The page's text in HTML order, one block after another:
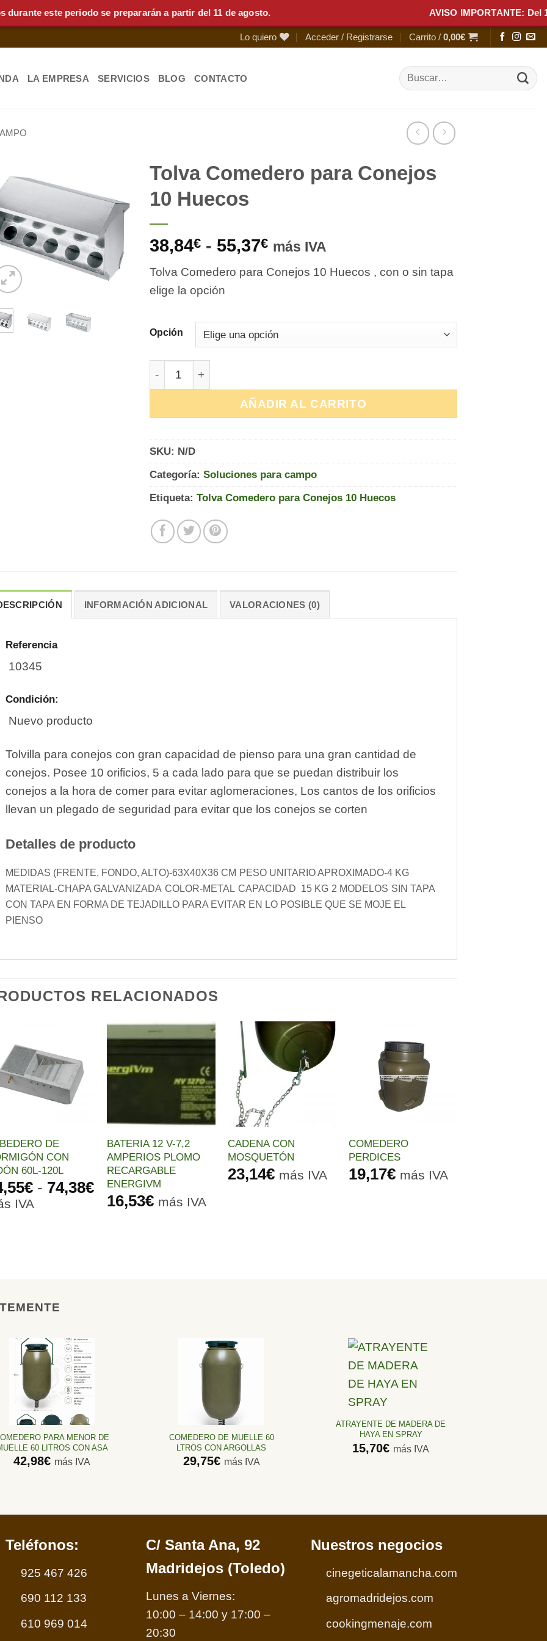
este periodo se prepararán a partir del 11 de agosto. AVISO IMPORTANTE: Del 1
Lo quiero Acceder / Registrarse Carrito /0,00€
LA EMPRESA SERVICIOS BLOG CONTACTO
Buscar
por:
Añadir
a la
lista de
deseos
Tolva Comedero para Conejos
10 Huecos
38,84€ - 55,37€Rango
precios:
hasta
55,37€
más IVA
Tolva Comedero para Conejos 10 Huecos , con o sin tapa
elige la opción
Opción
Tolva Comedero para Conejos 10 Huecos cantidad
AÑADIR AL CARRITO
SKU: N/D
Categoría: Soluciones para campo
Etiqueta: Tolva Comedero para Conejos 10 Huecos
INFORMACIÓN ADICIONAL VALORACIONES (0)
Referencia
10345
Condición:
Nuevo producto
Tolvilla para conejos con gran capacidad de pienso para una gran cantidad de
conejos. Posee 10 orificios, 5 a cada lado para que se puedan distribuir los
conejos a la hora de comer para evitar aglomeraciones, Los cantos de los orificios
llevan un plegado de seguridad para evitar que los conejos se corten
Detalles de producto
MEDIDAS (FRENTE, FONDO, ALTO)-63X40X36 CM PESO UNITARIO APROXIMADO-4 KG
MATERIAL-CHAPA GALVANIZADA COLOR-METAL CAPACIDAD 15 KG 2 MODELOS SIN TAPA
CON TAPA EN FORMA DE TEJADILLO PARA EVITAR EN LO POSIBLE QUE SE MOJE EL
PIENSO
RELACIONADOS
Añadir
a la
lista de
deseos
DE
CON
60L-120L
€ - 74,38€Rango
de
74,38€
IVA
lista de
deseos
BATERIA 12 V-7,2
AMPERIOS PLOMO
RECARGABLE
ENERGIVM
16,53€ más IVA
Añadir
a la
lista de
CADENA CON
MOSQUETÓN
23,14€ más IVA
Añadir
a la
lista de
deseos
COMEDERO
PERDICES
19,17€ más IVA
Añadir
a la
lista de
deseos
PARA MENOR DE
60 LITROS CON ASA
42,98€ más IVA
Añadir
a la
lista de
deseos
COMEDERO DE MUELLE 60
LTROS CON ARGOLLAS
29,75€ más IVA
Añadir
deseos
ATRAYENTE DE MADERA DE
HAYA EN SPRAY
15,70€ más IVA
Teléfonos:
925 467 426
690 112 133
610 969 014
C/ Santa Ana, 92
Madridejos (Toledo)
Lunes a Viernes:
10:00 – 14:00 y 17:00 –
20:30
Nuestros negocios
cinegeticalamancha.com
agromadridejos.com
cookingmenaje.com